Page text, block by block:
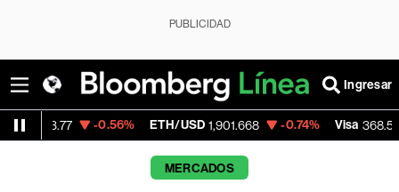
PUBLICIDAD
Ingresar
-0.56% ETH/USD 1,901.668 -0.74% Visa 368.54 -0.28%
MERCADOS